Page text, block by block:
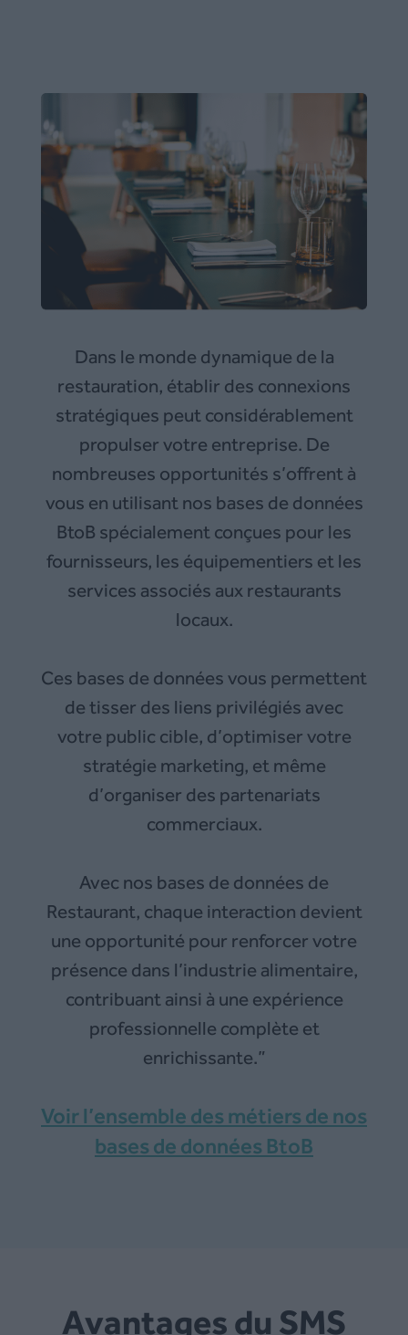
Dans le monde dynamique de la
restauration, établir des connexions
stratégiques peut considérablement
propulser votre entreprise. De
nombreuses opportunités s’offrent à
vous en utilisant nos bases de données
BtoB spécialement conçues pour les
fournisseurs, les équipementiers et les
services associés aux restaurants
locaux.
Ces bases de données vous permettent
de tisser des liens privilégiés avec
votre public cible, d’optimiser votre
stratégie marketing, et même
d’organiser des partenariats
commerciaux.
Avec nos bases de données de
Restaurant, chaque interaction devient
une opportunité pour renforcer votre
présence dans l’industrie alimentaire,
contribuant ainsi à une expérience
professionnelle complète et
enrichissante.”
Voir l’ensemble des métiers de nos
bases de données BtoB
Avantages du SMS